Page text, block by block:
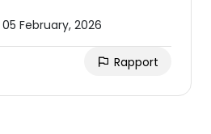
05 February, 2026
Rapport